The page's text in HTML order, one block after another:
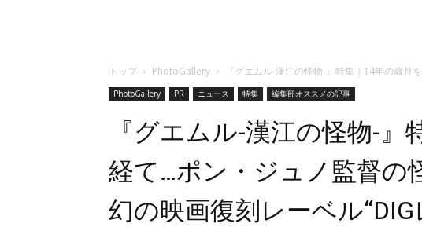
トップ PhotoGallery 『グエムル-漢江の怪物-』特集｜14年の歳月
PhotoGallery PR ニュース 特集 編集部オススメの記事
『グエムル-漢江の怪物-』
経て…ポン・ジュノ監督の
幻の映画復刻レーベル“DIG